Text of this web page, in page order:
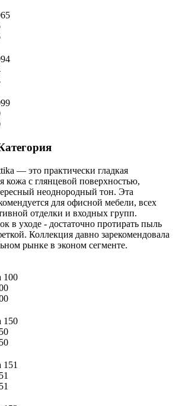
— это практически гладкая
кожа с глянцевой поверхностью,
неоднородный тон. Эта
для офисной мебели, всех
отделки и входных групп.
в уходе - достаточно протирать пыль
Коллекция давно зарекомендовала
рынке в эконом сегменте.